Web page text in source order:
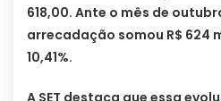
618,00. Ante o mês de
arrecadação somou R$ 624
10,41%.
A SET destaca que essa